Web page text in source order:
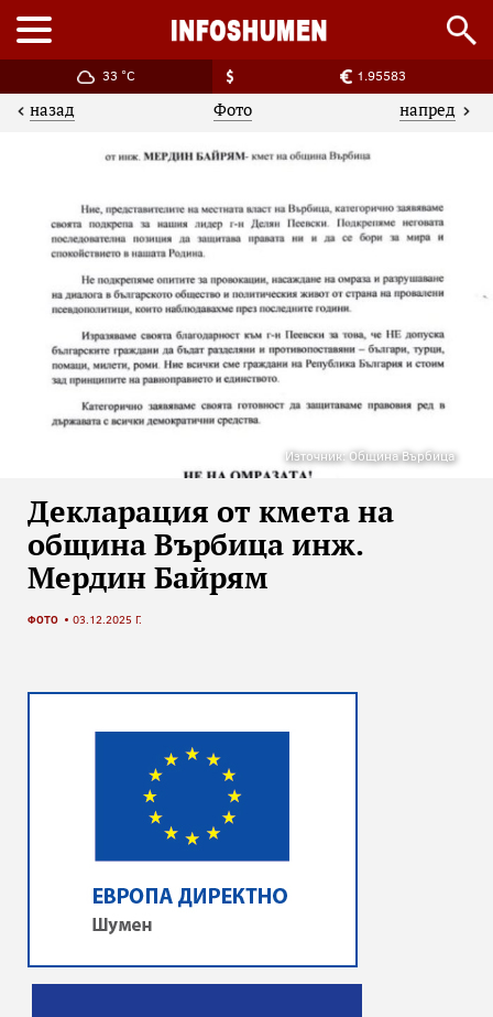
33 °C 1.95583
назад Фото напред
Източник: Община Върбица
Декларация от кмета на
община Върбица инж.
Мердин Байрям
ФОТО 03.12.2025 Г.